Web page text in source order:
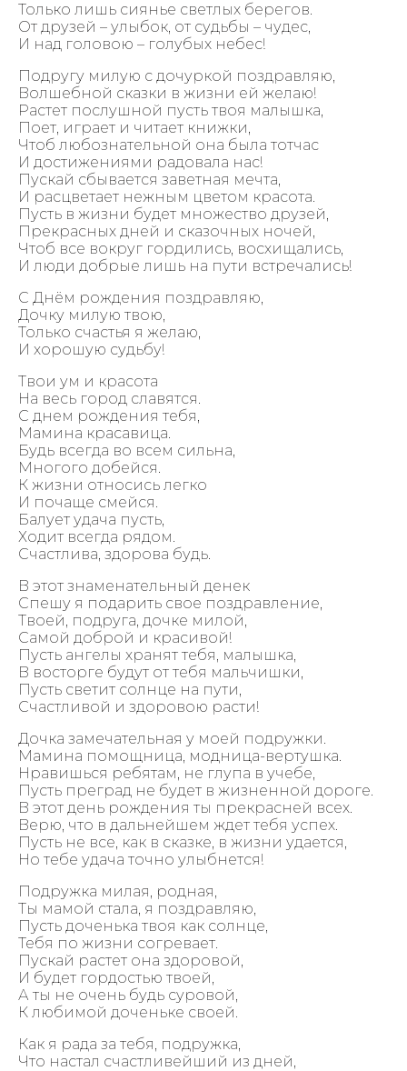
Только лишь сиянье светлых берегов.
От друзей – улыбок, от судьбы – чудес,
И над головою – голубых небес!
Подругу милую с дочуркой поздравляю,
Волшебной сказки в жизни ей желаю!
Растет послушной пусть твоя малышка,
Поет, играет и читает книжки,
Чтоб любознательной она была тотчас
И достижениями радовала нас!
Пускай сбывается заветная мечта,
И расцветает нежным цветом красота.
Пусть в жизни будет множество друзей,
Прекрасных дней и сказочных ночей,
Чтоб все вокруг гордились, восхищались,
И люди добрые лишь на пути встречались!
С Днём рождения поздравляю,
Дочку милую твою,
Только счастья я желаю,
И хорошую судьбу!
Твои ум и красота
На весь город славятся.
С днем рождения тебя,
Мамина красавица.
Будь всегда во всем сильна,
Многого добейся.
К жизни относись легко
И почаще смейся.
Балует удача пусть,
Ходит всегда рядом.
Счастлива, здорова будь.
В этот знаменательный денек
Спешу я подарить свое поздравление,
Твоей, подруга, дочке милой,
Самой доброй и красивой!
Пусть ангелы хранят тебя, малышка,
В восторге будут от тебя мальчишки,
Пусть светит солнце на пути,
Счастливой и здоровою расти!
Дочка замечательная у моей подружки.
Мамина помощница, модница-вертушка.
Нравишься ребятам, не глупа в учебе,
Пусть преград не будет в жизненной дороге.
В этот день рождения ты прекрасней всех.
Верю, что в дальнейшем ждет тебя успех.
Пусть не все, как в сказке, в жизни удается,
Но тебе удача точно улыбнется!
Подружка милая, родная,
Ты мамой стала, я поздравляю,
Пусть доченька твоя как солнце,
Тебя по жизни согревает.
Пускай растет она здоровой,
И будет гордостью твоей,
А ты не очень будь суровой,
К любимой доченьке своей.
Как я рада за тебя, подружка,
Что настал счастливейший из дней,